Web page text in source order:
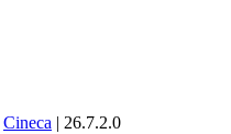
Cineca | 26.7.2.0